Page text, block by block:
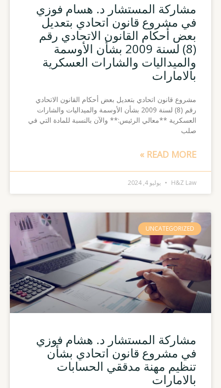
مشاركة المستشار د. هسام فوزي
في مشروع قانون اتحادي بتعديل
بعض أحكام القانون الاتحادي رقم
(8) لسنة 2009 بشأن الأوسمة
والميداليات والشارات العسكرية
بالامارات
مشروع قانون اتحادي بتعديل بعض أحكام القانون الاتحادي
رقم (8) لسنة 2009 بشأن الأوسمة والميداليات والشارات
العسكرية **معالي الرئيس:** والآن بالنسبة للمادة التي في
صلب
READ MORE »
H&Z Law يوليو 4, 2024
UNCATEGORIZED
مشاركة المستشار د. هشام فوزي
في مشروع قانون اتحادي بشأن
تنظيم مهنة مدققي الحسابات
بالامارات